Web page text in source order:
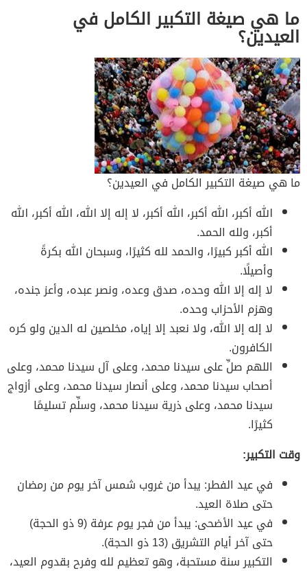
ما هي صيغة التكبير الكامل في
العيدين؟
ما هي صيغة التكبير الكامل في العيدين؟
الله أكبر، الله أكبر، الله أكبر، لا إله إلا الله، الله أكبر، الله
أكبر، ولله الحمد.
الله أكبر كبيرًا، والحمد لله كثيرًا، وسبحان الله بكرةً
وأصيلًا.
لا إله إلا الله وحده، صدق وعده، ونصر عبده، وأعز جنده،
وهزم الأحزاب وحده.
لا إله إلا الله، ولا نعبد إلا إياه، مخلصين له الدين ولو كره
الكافرون.
اللهم صلِّ على سيدنا محمد، وعلى آل سيدنا محمد، وعلى
أصحاب سيدنا محمد، وعلى أنصار سيدنا محمد، وعلى أزواج
سيدنا محمد، وعلى ذرية سيدنا محمد، وسلِّم تسليمًا
كثيرًا.
وقت التكبير:
في عيد الفطر: يبدأ من غروب شمس آخر يوم من رمضان
حتى صلاة العيد.
في عيد الأضحى: يبدأ من فجر يوم عرفة (9 ذو الحجة)
حتى آخر أيام التشريق (13 ذو الحجة).
التكبير سنة مستحبة، وهو تعظيم لله وفرح بقدوم العيد،